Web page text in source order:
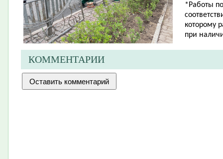
*Работы
которому
при
КОММЕНТАРИИ